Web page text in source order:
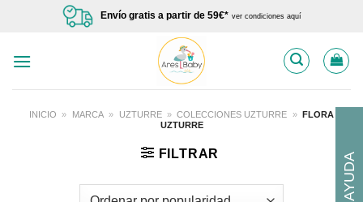
Envío gratis a partir de 59€* ver condiciones aquí
INICIO » MARCA » UZTURRE » COLECCIONES UZTURRE » FLORA
UZTURRE
FILTRAR AYUDA